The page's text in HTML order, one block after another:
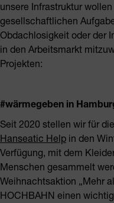
unsere Infrastruktur
gesellschaftlichen
Obdachlosigkeit oder der
in den Arbeitsmarkt
Projekten:
#wärmegeben in
Seit 2020 stellen wir für
Hanseatic Help in den
Verfügung, mit dem
Menschen gesammelt
Weihnachtsaktion „Mehr
HOCHBAHN einen